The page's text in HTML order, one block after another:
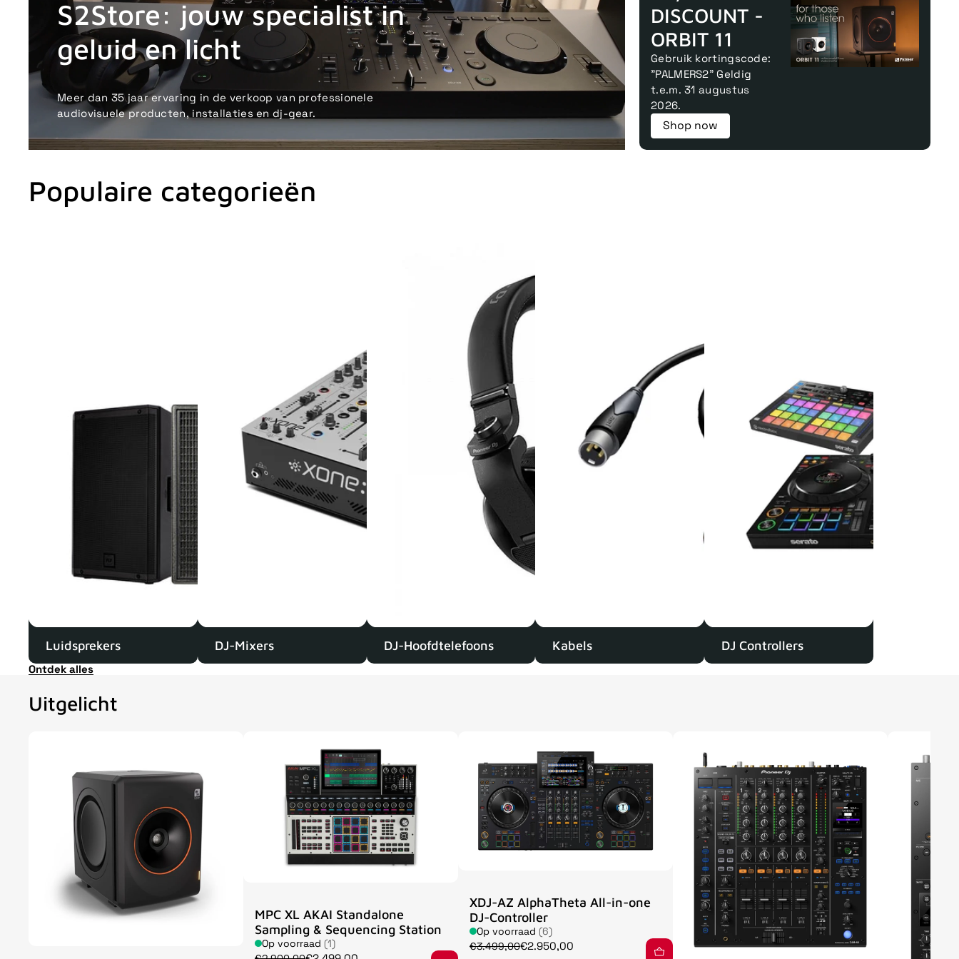
S2Store: jouw specialist in
geluid en licht
Meer dan 35 jaar ervaring in de verkoop van professionele
audiovisuele producten, installaties en dj-gear.
DISCOUNT -
ORBIT 11
Gebruik kortingscode:
"PALMERS2" Geldig
t.e.m. 31 augustus
2026.
Shop now
Populaire categorieën
Luidsprekers DJ-Mixers DJ-Hoofdtelefoons Kabels DJ Controllers
Ontdek alles
Uitgelicht
MPC XL AKAI Standalone
Sampling & Sequencing Station
Op voorraad (1)
XDJ-AZ AlphaTheta All-in-one
DJ-Controller
Op voorraad (6)
€3.499,00€2.950,00